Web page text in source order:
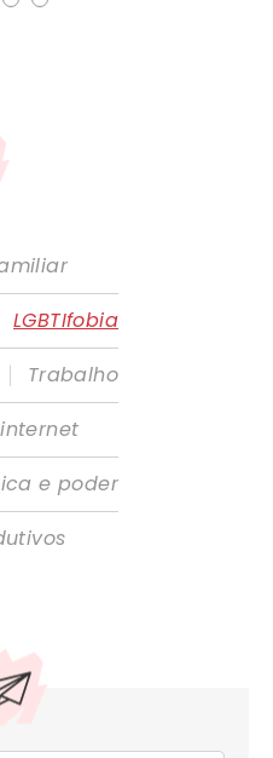
LGBTIfobia
|
Trabalho
e poder